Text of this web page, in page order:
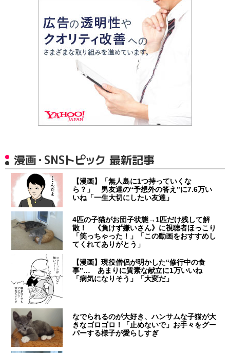
漫画・SNSトピック 最新記事
【漫画】「無人島に1つ持っていくな
ら？」 男友達の“予想外の答え”に7.6万い
いね「一生大切にしたい友達」
4匹の子猫がお団子状態→1匹だけ残して解
散！ 《負けず嫌いさん》に視聴者ほっこり
「笑っちゃった！」「この動画をおすすめし
てくれてありがとう」
【漫画】現役僧侶が明かした“修行中の食
事”… あまりに質素な献立に1万いいね
「病気になりそう」「大変だ」
なでられるのが大好き、ハンサムな子猫が大
きなゴロゴロ！「止めないで」お手々をグー
パーする様子が愛らしすぎ